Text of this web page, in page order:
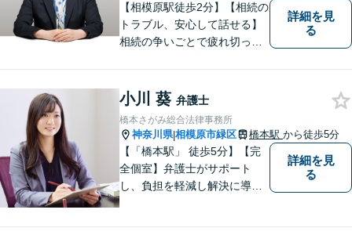
【相模原駅徒歩2分】【相続の
トラブル、安心して話せる】
相続の争いごとで疲れ切って
指します。遺産分割協議・遺
留分・調停・裁判にも対応。
詳細を見
る
小川 葵 弁護士
橋本さがみ総合法律事務所
神奈川県|相模原市緑区 橋本駅 から徒歩5分
【「橋本駅」 徒歩5分】【完
全個室】弁護士がサポート
し、負担を軽減し解決に導き
詳細を見
る